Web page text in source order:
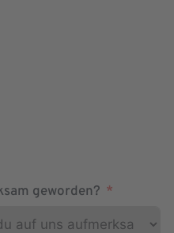
geworden?